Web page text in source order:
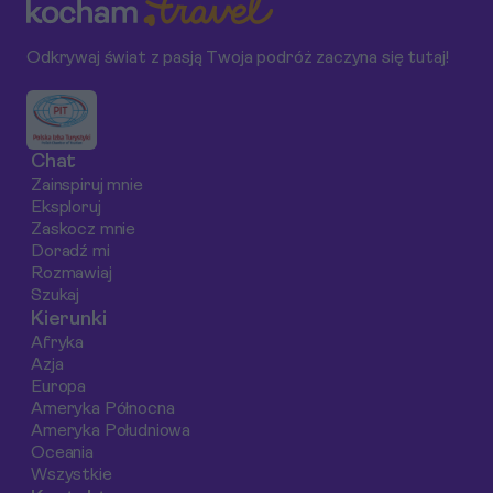
noclegów,
przewodnik po
działaniu słynnych
aby cieszyć się
Odkrywaj świat z pasją Twoja podróż zaczyna się tutaj!
Chat
Zainspiruj mnie
Eksploruj
Zaskocz mnie
Doradź mi
Rozmawiaj
Szukaj
Kierunki
Afryka
Azja
Europa
Ameryka Północna
Ameryka Południowa
Oceania
Wszystkie